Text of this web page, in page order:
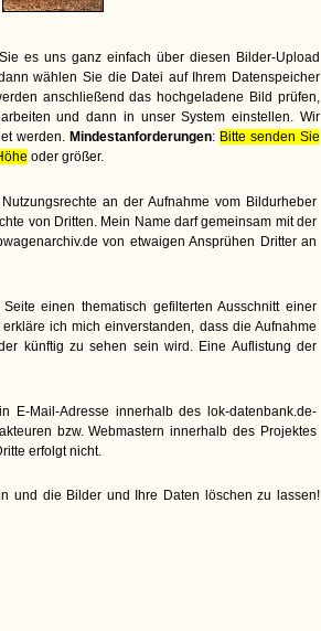
es uns ganz einfach über diesen Bilder-Upload
wählen Sie die Datei auf Ihrem Datenspeicher
anschließend das hochgeladene Bild prüfen,
und dann in unser System einstellen. Wir
werden. Mindestanforderungen: Bitte senden Sie
oder größer.
an der Aufnahme vom Bildurheber
von Dritten. Mein Name darf gemeinsam mit der
von etwaigen Ansprühen Dritter an
einen thematisch gefilterten Ausschnitt einer
ich mich einverstanden, dass die Aufnahme
künftig zu sehen sein wird. Eine Auflistung der
E-Mail-Adresse innerhalb des lok-datenbank.de-
bzw. Webmastern innerhalb des Projektes
erfolgt nicht.
und die Bilder und Ihre Daten löschen zu lassen!